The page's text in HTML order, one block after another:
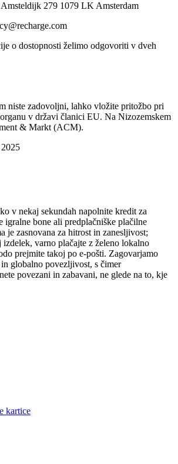
Amsteldijk 279 1079 LK Amsterdam
o dostopnosti želimo odgovoriti v dveh
niste zadovoljni, lahko vložite pritožbo pri
v državi članici EU. Na Nizozemskem
& Markt (ACM).
v nekaj sekundah napolnite kredit za
igralne bone ali predplačniške plačilne
je zasnovana za hitrost in zanesljivost;
izdelek, varno plačajte z želeno lokalno
prejmite takoj po e-pošti. Zagovarjamo
globalno povezljivost, s čimer
povezani in zabavani, ne glede na to, kje
kartice